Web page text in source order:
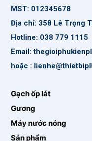
MST: 012345678
Địa chỉ: 358 Lê Trọng
Hotline: 038 779 1115
Email:
hoặc :
Gạch ốp lát
Gương
Máy nước nóng
Sản phẩm